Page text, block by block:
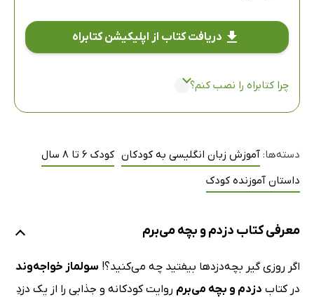
دریافت کتاب از اپلیکیشن کتابراه
چرا کتابراه را نصب کنم؟
دسته‌ها: آموزش زبان انگلیسی به کودکان کودک 6 تا 8 سال
داستان آموزنده کودک
معرفی کتاب دزدم و بچه می‌برم
اگر روزی گیر بچه‌دزدها بیفتید چه می‌کنید؟! سولماز خواجه‌وند
در کتاب دزدم و بچه می‌برم روایت کودکانه و جذابی را از یک دزدِ